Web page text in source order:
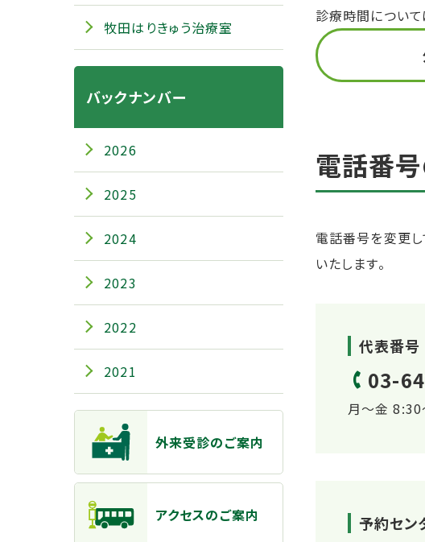
診療時間について
電話番
電話番号を変更し
いたします。
代表番号
03-
月～金 8:30
予約セン
牧田はりきゅう治療室
バックナンバー
2026
2025
2024
2023
2022
2021
主なメニュー
外来受診のご案内
アクセスのご案内